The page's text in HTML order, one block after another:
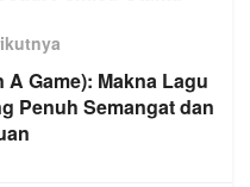
Game): Makna Lagu
Penuh Semangat dan